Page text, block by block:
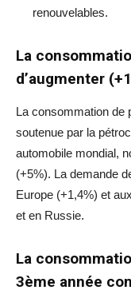
renouvelables.
La
d’augmenter
La consommation de
soutenue par la
automobile mondial,
(+5%). La demande
Europe (+1,4%) et
et en Russie.
La
3ème année